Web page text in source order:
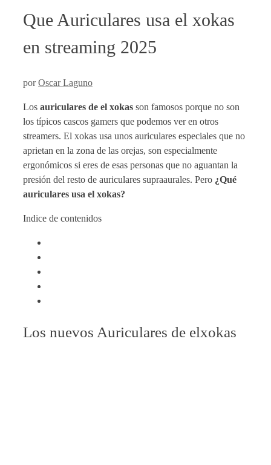
Que Auriculares usa el xokas
en streaming 2025
porOscar Laguno
Los auriculares de el xokas son famosos porque no son
los típicos cascos gamers que podemos ver en otros
streamers. El xokas usa unos auriculares especiales que no
aprietan en la zona de las orejas, son especialmente
ergonómicos si eres de esas personas que no aguantan la
presión del resto de auriculares supraaurales. Pero ¿Qué
auriculares usa el xokas?
Indice de contenidos
Los nuevos Auriculares de elxokas